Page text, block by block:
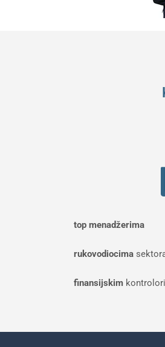
top menadžerima
rukovodiocima
finansijskim